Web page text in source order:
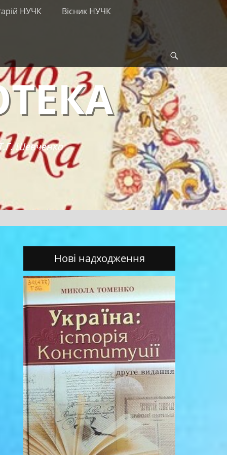
НУЧК Вісник НУЧК
Шевченка
Нові надходження